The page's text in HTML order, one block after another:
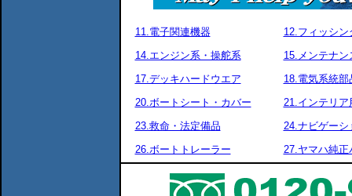
11.電子関連機器
12.フィッシン
14.エンジン系・操舵系
15.メンテナン
17.デッキハードウエア
18.電気系統部
20.ボートシート・カバー
21.インテリア
23.救命・法定備品
24.ナビゲーシ
26.ボートトレーラー
27.ヤマハ純正